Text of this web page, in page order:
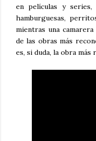
en películas y
hamburguesas,
mientras una
de las obras más
es, si duda, la obra más